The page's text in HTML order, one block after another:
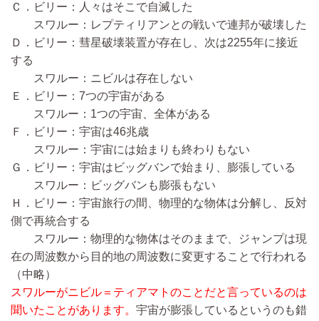
Ｃ．ビリー：人々はそこで自滅した
スワルー：レプティリアンとの戦いで連邦が破壊した
Ｄ．ビリー：彗星破壊装置が存在し、次は2255年に接近
する
スワルー：ニビルは存在しない
Ｅ．ビリー：7つの宇宙がある
スワルー：1つの宇宙、全体がある
Ｆ．ビリー：宇宙は46兆歳
スワルー：宇宙には始まりも終わりもない
Ｇ．ビリー：宇宙はビッグバンで始まり、膨張している
スワルー：ビッグバンも膨張もない
Ｈ．ビリー：宇宙旅行の間、物理的な物体は分解し、反対
側で再統合する
スワルー：物理的な物体はそのままで、ジャンプは現
在の周波数から目的地の周波数に変更することで行われる
（中略）
スワルーがニビル＝ティアマトのことだと言っているのは
聞いたことがあります。 宇宙が膨張しているというのも錯